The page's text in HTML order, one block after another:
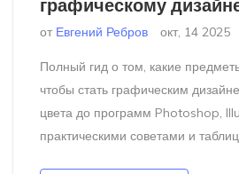
графическому
от Евгений Ребров окт, 14 2025
Полный гид о том, какие
чтобы стать графическим
цвета до программ Photoshop,
практическими советами и